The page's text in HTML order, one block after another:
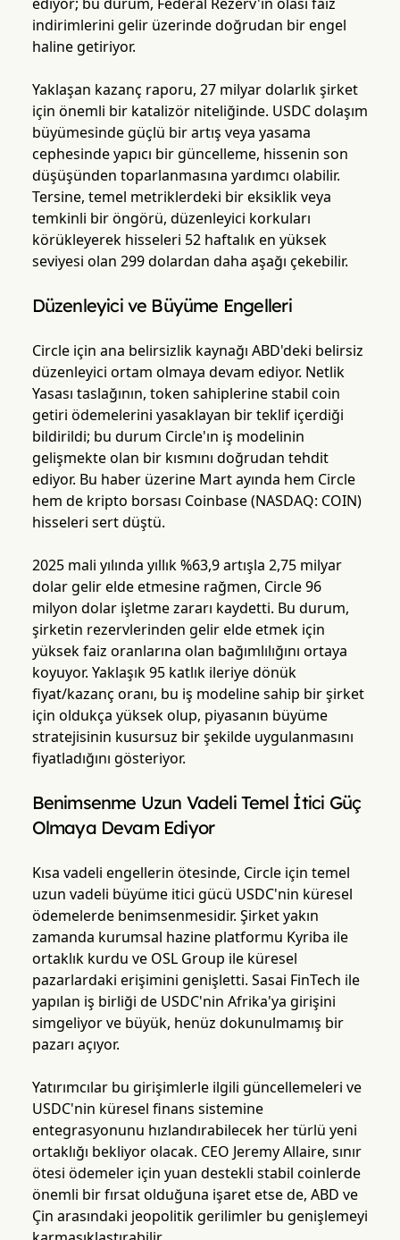
indirimlerini gelir üzerinde doğrudan bir engel
haline getiriyor.
Yaklaşan kazanç raporu, 27 milyar dolarlık şirket
için önemli bir katalizör niteliğinde. USDC dolaşım
büyümesinde güçlü bir artış veya yasama
cephesinde yapıcı bir güncelleme, hissenin son
düşüşünden toparlanmasına yardımcı olabilir.
Tersine, temel metriklerdeki bir eksiklik veya
temkinli bir öngörü, düzenleyici korkuları
körükleyerek hisseleri 52 haftalık en yüksek
seviyesi olan 299 dolardan daha aşağı çekebilir.
Düzenleyici ve Büyüme Engelleri
Circle için ana belirsizlik kaynağı ABD'deki belirsiz
düzenleyici ortam olmaya devam ediyor. Netlik
Yasası taslağının, token sahiplerine stabil coin
getiri ödemelerini yasaklayan bir teklif içerdiği
bildirildi; bu durum Circle'ın iş modelinin
gelişmekte olan bir kısmını doğrudan tehdit
ediyor. Bu haber üzerine Mart ayında hem Circle
hem de kripto borsası Coinbase (NASDAQ: COIN)
hisseleri sert düştü.
2025 mali yılında yıllık %63,9 artışla 2,75 milyar
dolar gelir elde etmesine rağmen, Circle 96
milyon dolar işletme zararı kaydetti. Bu durum,
şirketin rezervlerinden gelir elde etmek için
yüksek faiz oranlarına olan bağımlılığını ortaya
koyuyor. Yaklaşık 95 katlık ileriye dönük
fiyat/kazanç oranı, bu iş modeline sahip bir şirket
için oldukça yüksek olup, piyasanın büyüme
stratejisinin kusursuz bir şekilde uygulanmasını
fiyatladığını gösteriyor.
Benimsenme Uzun Vadeli Temel İtici Güç
Olmaya Devam Ediyor
Kısa vadeli engellerin ötesinde, Circle için temel
uzun vadeli büyüme itici gücü USDC'nin küresel
ödemelerde benimsenmesidir. Şirket yakın
zamanda kurumsal hazine platformu Kyriba ile
ortaklık kurdu ve OSL Group ile küresel
pazarlardaki erişimini genişletti. Sasai FinTech ile
yapılan iş birliği de USDC'nin Afrika'ya girişini
simgeliyor ve büyük, henüz dokunulmamış bir
pazarı açıyor.
Yatırımcılar bu girişimlerle ilgili güncellemeleri ve
USDC'nin küresel finans sistemine
entegrasyonunu hızlandırabilecek her türlü yeni
ortaklığı bekliyor olacak. CEO Jeremy Allaire, sınır
ötesi ödemeler için yuan destekli stabil coinlerde
önemli bir fırsat olduğuna işaret etse de, ABD ve
Çin arasındaki jeopolitik gerilimler bu genişlemeyi